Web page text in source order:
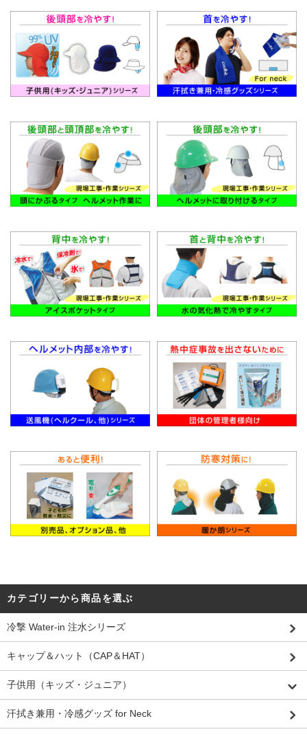
カテゴリーから商品を選ぶ
冷撃 Water-in 注水シリーズ
キャップ＆ハット（CAP＆HAT）
子供用（キッズ・ジュニア）
汗拭き兼用・冷感グッズ for Neck